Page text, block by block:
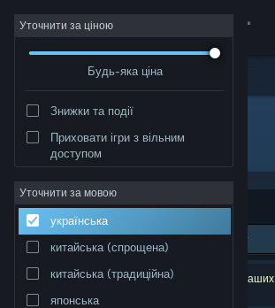
Увійти
Крамниця
Інформація
Підтримка
Змінити мову
Уточнити за ціною
Будь-яка ціна
Знижки та події
Приховати ігри з вільним
доступом
Уточнити за мовою
українська
китайська (спрощена)
китайська (традиційна)
японська
Розробник: NAD LABS
Упорядкувати за доречністю
Результатів вашого пошуку: 0. Відповідно до ваших
уподобань було виключено 1 найменування.